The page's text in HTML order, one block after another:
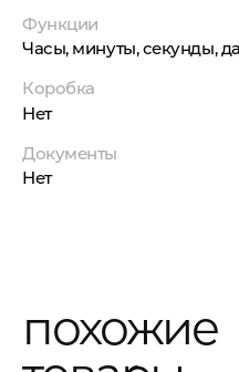
Функции
Часы, минуты, секунды,
Коробка
Нет
Документы
Нет
похожие